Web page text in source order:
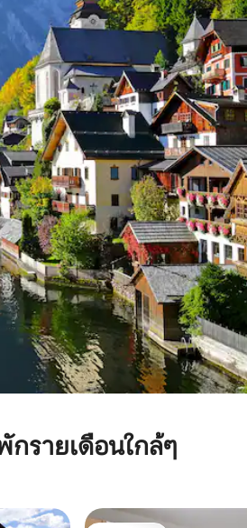
กรายเดือนใกล้ๆ